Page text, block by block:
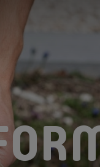
PRÉVENTION